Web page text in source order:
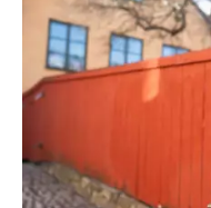
Aktuella artiklar